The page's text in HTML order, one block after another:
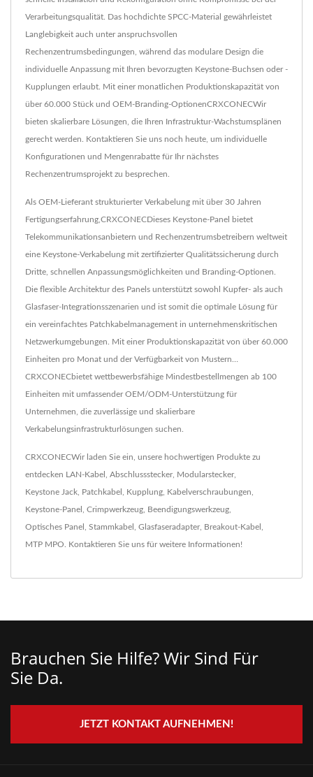
Verarbeitungsqualität. Das hochdichte SPCC-Material gewährleistet
Langlebigkeit auch unter anspruchsvollen
Rechenzentrumsbedingungen, während das modulare Design die
individuelle Anpassung mit Ihren bevorzugten Keystone-Buchsen oder -
Kupplungen erlaubt. Mit einer monatlichen Produktionskapazität von
über 60.000 Stück und OEM-Branding-OptionenCRXCONECWir
bieten skalierbare Lösungen, die Ihren Infrastruktur-Wachstumsplänen
gerecht werden. Kontaktieren Sie uns noch heute, um individuelle
Konfigurationen und Mengenrabatte für Ihr nächstes
Rechenzentrumsprojekt zu besprechen.
Als OEM-Lieferant strukturierter Verkabelung mit über 30 Jahren
Fertigungserfahrung,CRXCONECDieses Keystone-Panel bietet
Telekommunikationsanbietern und Rechenzentrumsbetreibern weltweit
eine Keystone-Verkabelung mit zertifizierter Qualitätssicherung durch
Dritte, schnellen Anpassungsmöglichkeiten und Branding-Optionen.
Die flexible Architektur des Panels unterstützt sowohl Kupfer- als auch
Glasfaser-Integrationsszenarien und ist somit die optimale Lösung für
ein vereinfachtes Patchkabelmanagement in unternehmenskritischen
Netzwerkumgebungen. Mit einer Produktionskapazität von über 60.000
Einheiten pro Monat und der Verfügbarkeit von Mustern…
CRXCONECbietet wettbewerbsfähige Mindestbestellmengen ab 100
Einheiten mit umfassender OEM/ODM-Unterstützung für
Unternehmen, die zuverlässige und skalierbare
Verkabelungsinfrastrukturlösungen suchen.
CRXCONECWir laden Sie ein, unsere hochwertigen Produkte zu
entdecken LAN-Kabel Abschlussstecker, Modularstecker,
Keystone Jack Patchkabel Kupplung Kabelverschraubungen
Keystone-Panel Crimpwerkzeug Beendigungswerkzeug
Optisches Panel Stammkabel Glasfaseradapter, Breakout-Kabel
MTP MPO Kontaktieren Sie uns für weitere Informationen!
Brauchen Sie Hilfe? Wir Sind Für
Sie Da.
JETZT KONTAKT AUFNEHMEN!